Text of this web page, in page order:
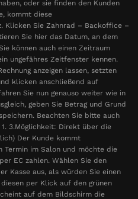
oder sie finden den Kunden
kommt diese
Klicken Sie Zahnrad – Backoffice –
Sie hier das Datum, an dem
können auch einen Zeitraum
ungefähres Zeitfenster kennen.
anzeigen lassen, setzten
klicken anschließend auf
Sie nun genauso weiter wie in
geben Sie Betrag und Grund
Beachten Sie bitte auch
3.Möglichkeit: Direkt über die
Der Kunde kommt
Termin im Salon und möchte die
EC zahlen. Wählen Sie den
Kasse aus, als würden Sie einen
per Klick auf den grünen
auf dem Bildschirm die